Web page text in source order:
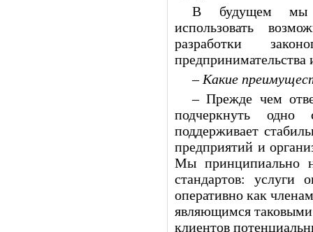
В будущем мы
использовать
разработки
– Какие
– Прежде чем
подчеркнуть одно
поддерживает
предприятий и
Мы принципиально
стандартов: услуги
оперативно как
являющимся
клиентов